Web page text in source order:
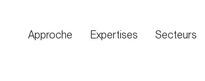
Approche Expertises Secteurs